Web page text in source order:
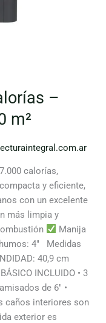
–
m²
calorías,
y eficiente,
con un excelente
más limpia y
Manija
4″ Medidas
40,9 cm
INCLUIDO • 3
de 6″ •
caños interiores son
exterior es